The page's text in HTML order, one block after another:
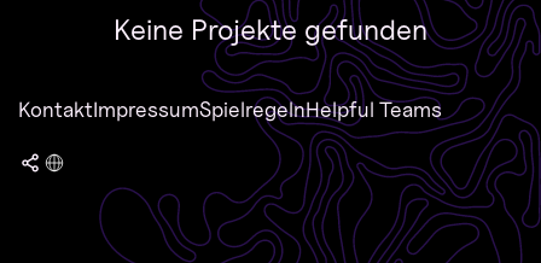
Keine Projekte gefunden
KontaktImpressumSpielregelnHelpful Teams